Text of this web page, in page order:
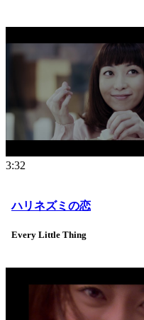
3:32
ハリネズミの恋
Every Little Thing